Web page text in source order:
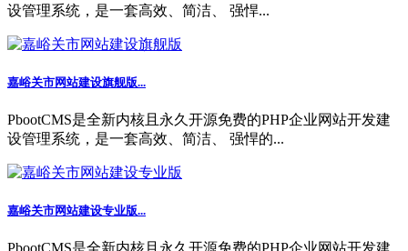
设管理系统，是一套高效、简洁、 强悍...
嘉峪关市网站建设旗舰版...
PbootCMS是全新内核且永久开源免费的PHP企业网站开发建
设管理系统，是一套高效、简洁、 强悍的...
嘉峪关市网站建设专业版...